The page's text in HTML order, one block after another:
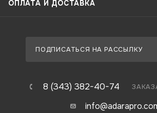
ОПЛАТА И ДОСТАВКА
ПОДПИСАТЬСЯ НА РАССЫЛКУ
8 (343) 382-40-74